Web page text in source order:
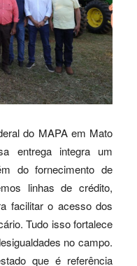
do MAPA em Mato
entrega integra um
do fornecimento de
linhas de crédito,
facilitar o acesso dos
Tudo isso fortalece
no campo.
que é referência